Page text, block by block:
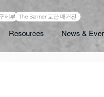
Resources News &
제부 The Banner 교단 매거진